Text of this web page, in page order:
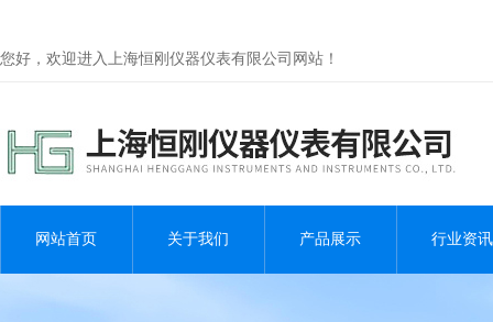
您好，欢迎进入上海恒刚仪器仪表有限公司网站！
网站首页 关于我们 产品展示 行业资讯